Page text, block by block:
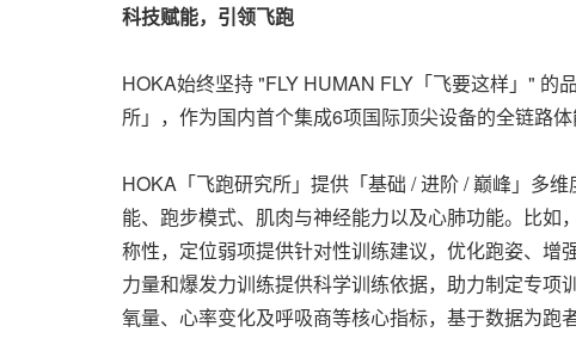
科技赋能，引领飞跑
HOKA始终坚持 "FLY HUMAN FLY「飞要这样」"
所」，作为国内首个集成6项国际顶尖设备的全链路
HOKA「飞跑研究所」提供「基础 / 进阶 / 巅峰」多
能、跑步模式、肌肉与神经能力以及心肺功能。比
称性，定位弱项提供针对性训练建议，优化跑姿、
力量和爆发力训练提供科学训练依据，助力制定专
氧量、心率变化及呼吸商等核心指标，基于数据为跑